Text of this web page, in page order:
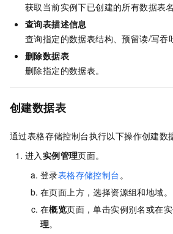
获取当前实例下已创建的所有数据表名
查询表描述信息
查询指定的数据表结构、预留读/写吞
删除数据表
删除指定的数据表。
创建数据表
通过表格存储控制台执行以下操作创建数
进入实例管理页面。
登录表格存储控制台。
在页面上方，选择资源组和地域。
在概览页面，单击实例别名或在
理。